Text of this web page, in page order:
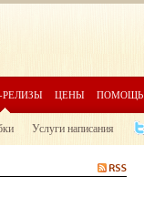
РЕЛИЗЫ ЦЕНЫ ПОМОЩЬ
Услуги написания